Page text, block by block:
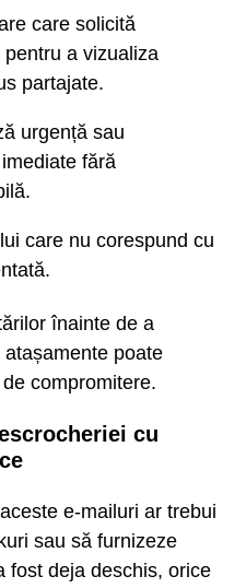
care solicită
a vizualiza
partajate.
urgență sau
fără
care nu corespund cu
înainte de a
poate
compromitere.
cu
e-mailuri ar trebui
sau să furnizeze
fost deja deschis, orice